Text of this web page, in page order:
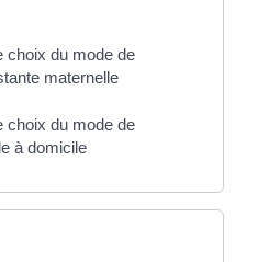
choix du mode de
maternelle
choix du mode de
à domicile